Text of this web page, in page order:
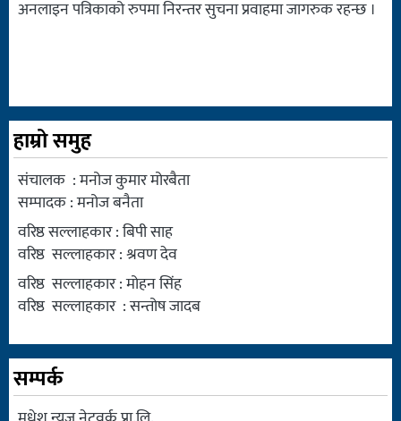
अनलाइन पत्रिकाको रुपमा निरन्तर सुचना प्रवाहमा जागरुक रहन्छ ।
हाम्रो समुह
संचालक : मनोज कुमार मोरबैता
सम्पादक : मनोज बनैता
वरिष्ठ सल्लाहकार : बिपी साह
वरिष्ठ सल्लाहकार : श्रवण देव
वरिष्ठ सल्लाहकार : मोहन सिंह
वरिष्ठ सल्लाहकार : सन्तोष जादब
सम्पर्क